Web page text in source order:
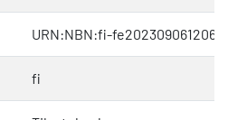
URN:NBN:fi-
fi